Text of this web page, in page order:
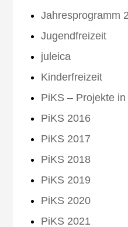
Jahresprogramm
Jugendfreizeit
juleica
Kinderfreizeit
PiKS – Projekte
PiKS 2016
PiKS 2017
PiKS 2018
PiKS 2019
PiKS 2020
PiKS 2021